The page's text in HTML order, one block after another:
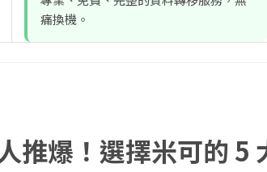
痛換機。
推爆！選擇米可的 5